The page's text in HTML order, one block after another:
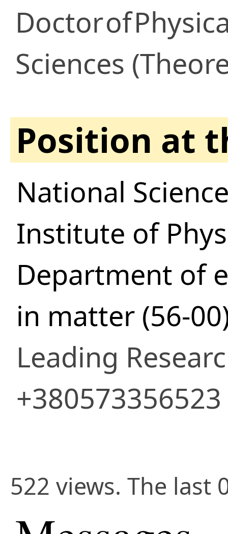
Doctorof
Sciences
Position at
National
Institute of
Department of
in matter (56-
Leading
+380573356523
522 views. The last